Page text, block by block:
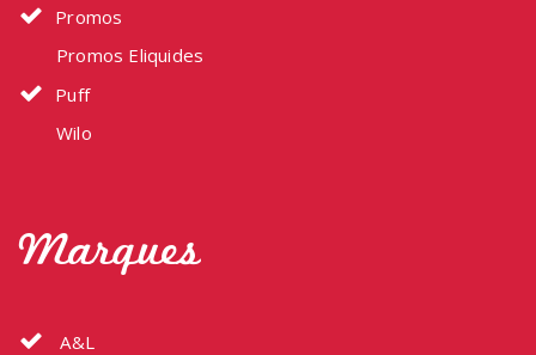
Promos
Promos Eliquides
Puff
Wilo
Marques
A&L